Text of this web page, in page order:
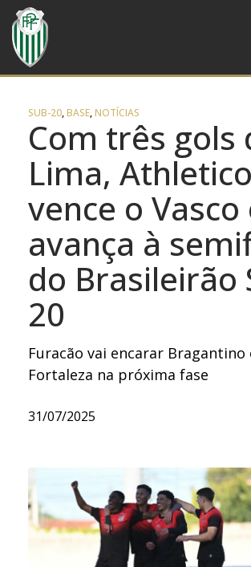
SUB-20,BASE,NOTÍCIAS
Com três gols
Lima, Athletico
vence o Vasco
avança à
do Brasileirão
20
Furacão vai encarar Bragantino
Fortaleza na próxima fase
31/07/2025